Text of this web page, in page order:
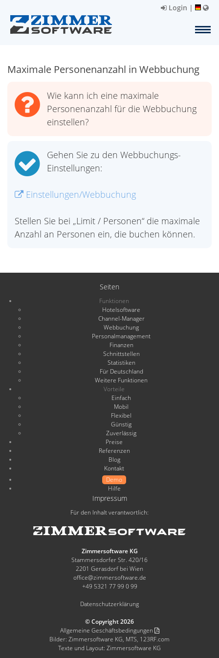
Login |
Maximale Personenanzahl in Webbuchung
Wie kann ich eine maximale
Personenanzahl für die Webbuchung
einstellen?
Gehen Sie zu den Webbuchungs-
Einstellungen:
Einstellungen/Webbuchung
Stellen Sie bei „Limit / Personen“ die maximale
Anzahl an Personen ein, die buchen können.
Seiten
Funktionen
Hotelsoftware
Channel-Manager
Webbuchung
Personalmanagement
Finanzen
Schnittstellen
Statistiken
Für Deutschland
Weitere Funktionen
Vorteile
Einfach
Mobil
Flexibel
Günstig
Zuverlässig
Preise
Referenzen
Blog
Kontakt
Demo
Hilfe
Impressum
Für den Inhalt verantwortlich:
Zimmersoftware KG
Stammersdorfer Str. 420/16
2201 Gerasdorf bei Wien
office@zimmersoftware.de
+49 5321 77 99 0 99
Datenschutzerklärung
© Copyright 2026
Allgemeine Geschäftsbedingungen
Bilder: Zimmersoftware KG, MTS, 123RF.com
Texte und Layout: Zimmersoftware KG